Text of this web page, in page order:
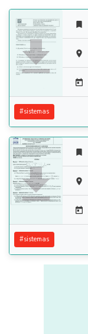




#sistemas




#sistemas